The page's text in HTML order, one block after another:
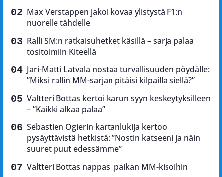
Max Verstappen jakoi kovaa ylistystä F1:n
nuorelle tähdelle
Ralli SM:n ratkaisuhetket käsillä – sarja palaa
tositoimiin Kiteellä
Jari-Matti Latvala nostaa turvallisuuden pöydälle:
”Miksi rallin MM-sarjan pitäisi kilpailla siellä?”
Valtteri Bottas kertoi karun syyn keskeytyksilleen
– ”Kaikki alkaa palaa”
Sebastien Ogierin kartanlukija kertoo
pysäyttävistä hetkistä: ”Nostin katseeni ja näin
suuret puut edessämme”
Valtteri Bottas nappasi paikan MM-kisoihin